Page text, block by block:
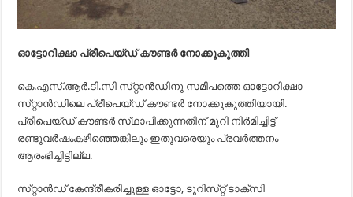
ഓട്ടോറിക്ഷാ പ്രീപെയ്‌ഡ്‌ കൗണ്ടര്‍ നോക്കുകുത്തി
കെ.എസ്‌.ആര്‍.ടി.സി സ്‌റ്റാന്‍ഡിനു സമീപത്തെ ഓട്ടോറിക്ഷാ
സ്‌റ്റാന്‍ഡിലെ പ്രീപെയ്‌ഡ്‌ കൗണ്ടര്‍ നോക്കുകുത്തിയായി.
പ്രീപെയ്‌ഡ്‌ കൗണ്ടര്‍ സ്‌ഥാപിക്കുന്നതിന്‌ മുറി നിര്‍മിച്ചിട്ട്‌
രണ്ടുവര്‍ഷംകഴിഞ്ഞെങ്കിലും ഇതുവരെയും പ്രവര്‍ത്തനം
ആരംഭിച്ചിട്ടില്ല.
സ്‌റ്റാന്‍ഡ്‌ കേന്ദ്രീകരിച്ചുള്ള ഓട്ടോ, ടൂറിസ്‌റ്റ്‌ ടാക്‌സി